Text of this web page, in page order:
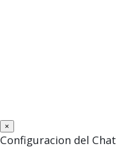
×
Configuracion del Chat